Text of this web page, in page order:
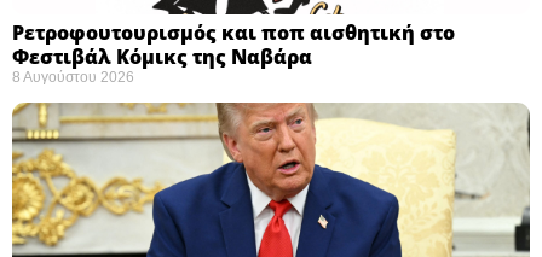
Ρετροφουτουρισμός και ποπ αισθητική στο
Φεστιβάλ Κόμικς της Ναβάρα ​
8 Αυγούστου 2026